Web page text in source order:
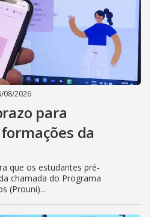
08/2026
para
da
que os estudantes pré-
chamada do Programa
(Prouni)...